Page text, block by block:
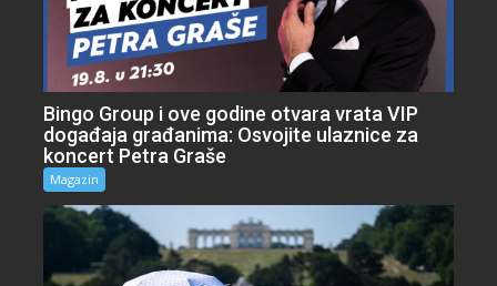
Bingo Group i ove godine otvara vrata VIP
događaja građanima: Osvojite ulaznice za
koncert Petra Graše
Magazin